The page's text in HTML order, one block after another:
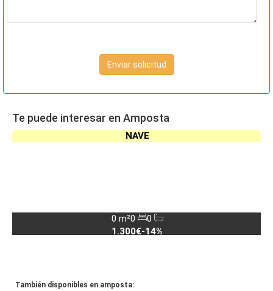
Enviar solicitud
Te puede interesar en Amposta
NAVE
0 m²0
0
1.300€-14%
También disponibles en amposta: